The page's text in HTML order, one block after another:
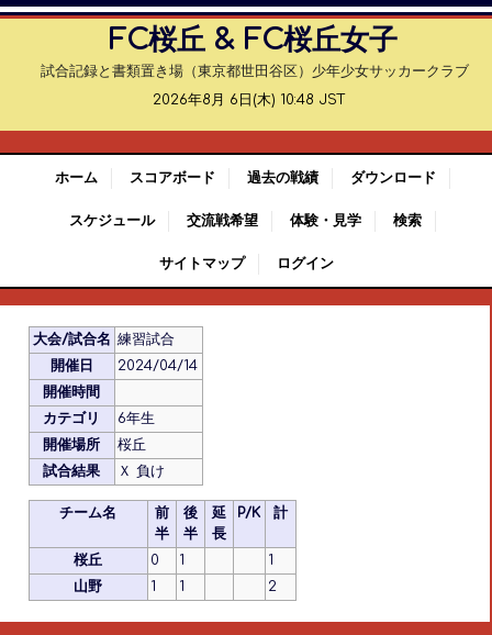
FC桜丘 & FC桜丘女子
試合記録と書類置き場（東京都世田谷区）少年少女サッカークラブ
2026年8月 6日(木) 10:48 JST
ホーム スコアボード 過去の戦績 ダウンロード
スケジュール 交流戦希望 体験・見学 検索
サイトマップ ログイン
大会/試合名 練習試合
開催日
2024/04/14
開催時間
カテゴリ
6年生
開催場所
桜丘
試合結果
Ｘ 負け
チーム名
前
半
後
半
延
長
P/K 計
桜丘 0 1
1
山野
1 1 2